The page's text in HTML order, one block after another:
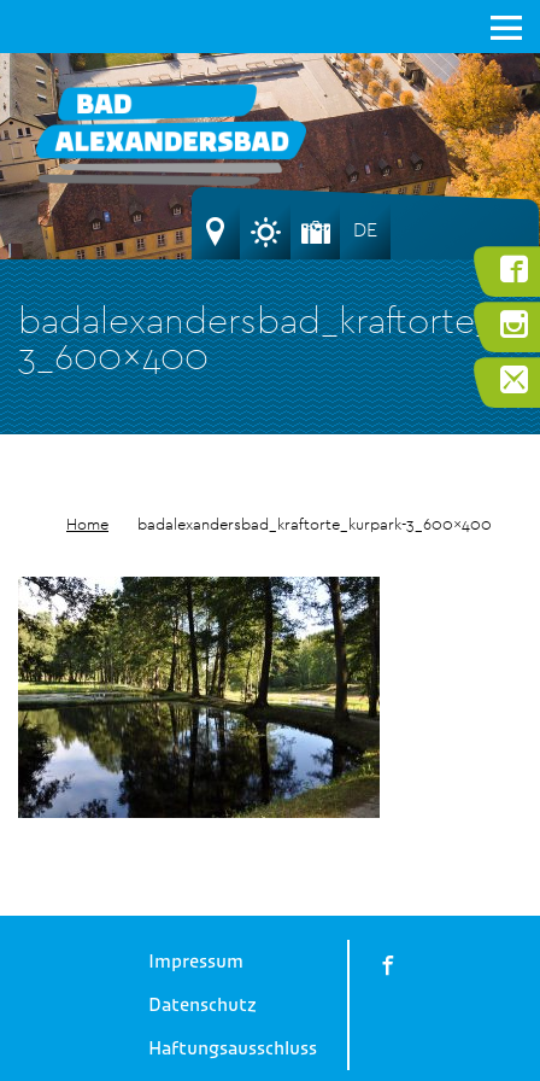
3_600x400
DE
Home badalexandersbad_kraftorte_kurpark-3_600x400
Impressum
Datenschutz
Haftungsausschluss